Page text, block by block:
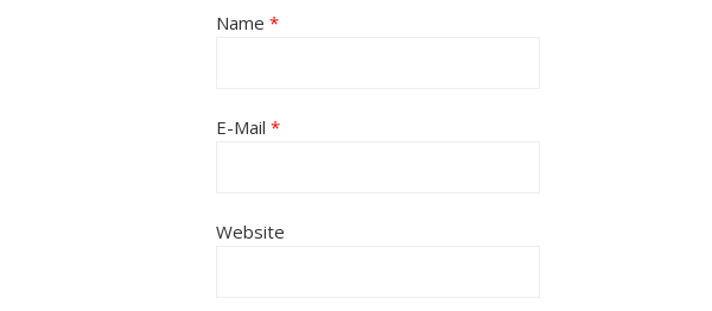
Name *
E-Mail *
Website